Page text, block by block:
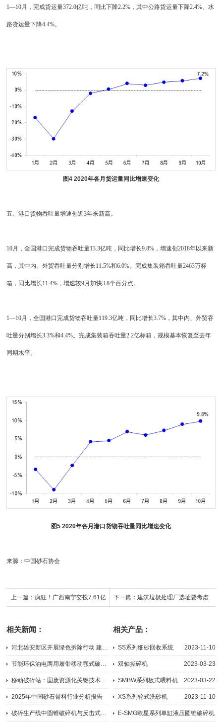
1—10月，完成货运量372.0亿吨，同比下降2.2%，其中公路货运量下降2.4%、水
路货运量下降4.4%。
图4 2020年各月货运量同比增速变化
五、港口货物吞吐量增速创近3年来新高。
10月，全国港口完成货物吞吐量13.3亿吨，同比增长9.8%，增速创2018年以来新
高，其中内、外贸吞吐量分别增长11.5%和6.0%。完成集装箱吞吐量2463万标
箱，同比增长11.4%，增速较9月加快3.8个百分点。
1—10月，全国港口完成货物吞吐量119.3亿吨，同比增长3.7%，其中内、外贸吞
吐量分别增长3.3%和4.4%。完成集装箱吞吐量2.2亿标箱，规模基本恢复至去年
同期水平。
图5 2020年各月港口货物吞吐量同比增速变化
来源：中国砂石协会
上一篇： 疯狂！广西南宁交投7.61亿
年才能收回成本？
下一篇：建筑垃圾处理厂选址要考虑
相关新闻：
河北雄安新区开展绿色拆除行动 建筑垃圾变废为宝循环再生利用
2018-05-24
节能环保油电两用履带移动颚式破碎机MP-J
2024-08-21
移动破碎站：固废资源化关键技术，助力“无废城市”建设
2025-08-11
2025年中国砂石骨料行业分析报告
2026-02-24
破碎生产线中圆锥破碎机与反击式破碎机有什么区别
相关产品：
SS系列细砂回收系统 2023-11-10
双轴撕碎机 2023-03-23
SMBW系列板式喂料机 2023-03-22
XS系列轮式洗砂机 2023-11-10
E-SMG欧星系列单缸液压圆锥破碎机